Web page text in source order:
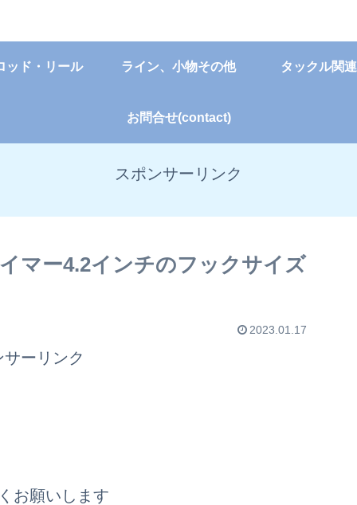
ッド・リール ライン、小物その他 タックル関連
お問合せ(contact)
スポンサーリンク
マー4.2インチのフックサイズ
2023.01.17
サーリンク
お願いします